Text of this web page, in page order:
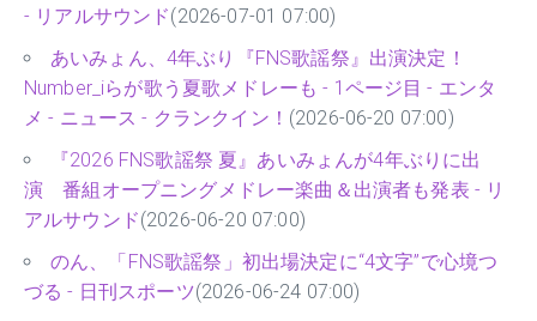
- リアルサウンド(2026-07-01 07:00)
あいみょん、4年ぶり『FNS歌謡祭』出演決定！
Number_iらが歌う夏歌メドレーも - 1ページ目 - エンタ
メ - ニュース - クランクイン！ (2026-06-20 07:00)
『2026 FNS歌謡祭 夏』あいみょんが4年ぶりに出
演 番組オープニングメドレー楽曲＆出演者も発表 - リ
アルサウンド(2026-06-20 07:00)
のん、「FNS歌謡祭」初出場決定に“4文字”で心境つ
づる - 日刊スポーツ(2026-06-24 07:00)